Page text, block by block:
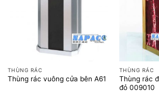
THÙNG RÁC
Thùng rác vuông cửa bên A61
THÙNG RÁC
Thùng rác
đỏ 009010